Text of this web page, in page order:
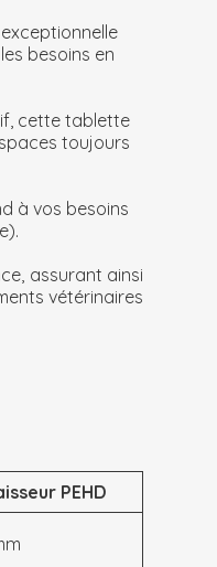
besoins en
cette tablette
toujours
à vos besoins
assurant ainsi
vétérinaires
PEHD